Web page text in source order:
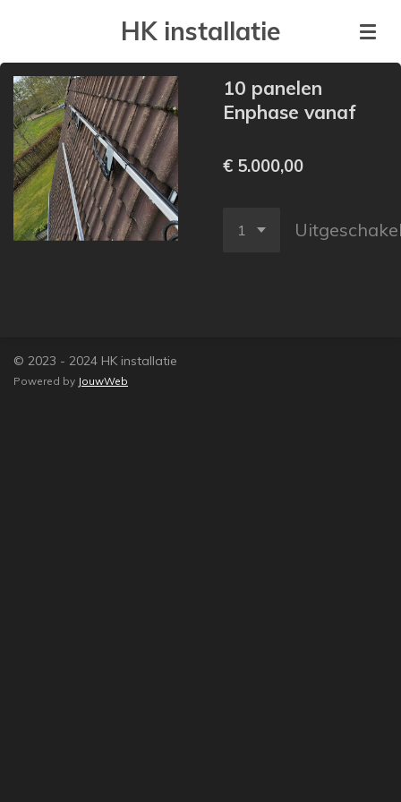
naar
de
hoofdinhoud
HK installatie
10 panelen
Enphase vanaf
€ 5.000,00
© 2023 - 2024 HK installatie
Powered by JouwWeb